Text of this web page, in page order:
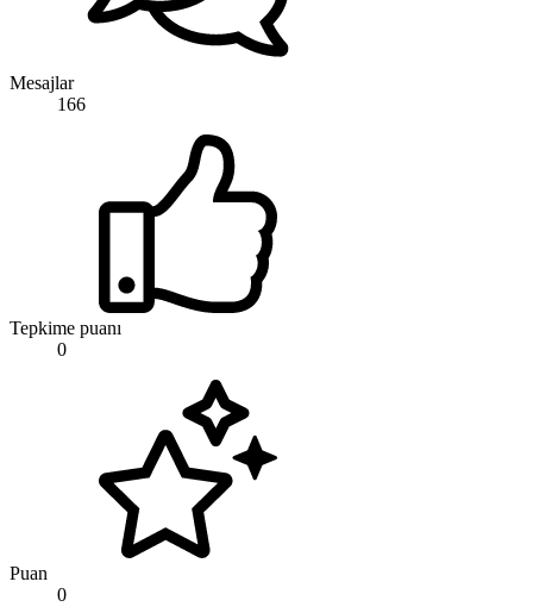
Mesajlar
166
Tepkime puanı
0
Puan
0